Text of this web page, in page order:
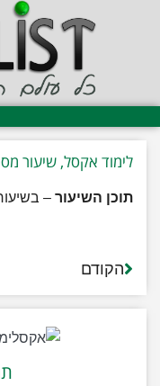
לימוד אקסל, שיעור מספר 35 - קיצורי
תוכן השיעור –
הקודם